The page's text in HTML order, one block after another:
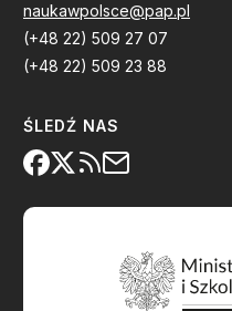
naukawpolsce@pap.pl
(+48 22) 509 27 07
(+48 22) 509 23 88
ŚLEDŹ NAS